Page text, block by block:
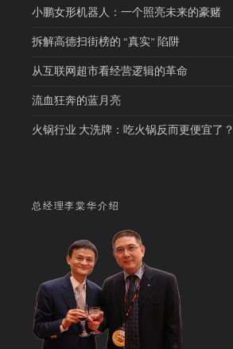
小鹏女形机器人：一个照亮未来的豪赌
拆解高德扫街榜的 “真实” 陷阱
从互联网超市看经营逻辑的革命
流血狂奔的蓝月亮
火锅行业 大洗牌：吃火锅反而更便宜了？
总经理李棠华介绍